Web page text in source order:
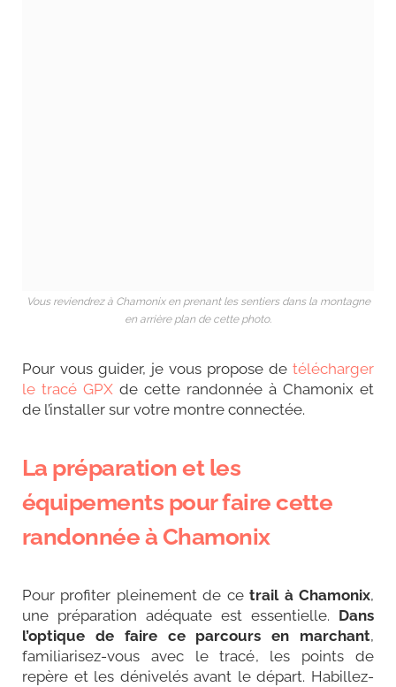
Vous reviendrez à Chamonix en prenant les sentiers dans la montagne
en arrière plan de cette photo.
Pour vous guider, je vous propose de télécharger
le tracé GPX de cette randonnée à Chamonix et
de l’installer sur votre montre connectée.
La préparation et les
équipements pour faire cette
randonnée à Chamonix
Pour profiter pleinement de cetrail à Chamonix,
une préparation adéquate est essentielle. Dans
l’optique de faire ce parcours en marchant,
familiarisez-vous avec le tracé, les points de
repère et les dénivelés avant le départ. Habillez-